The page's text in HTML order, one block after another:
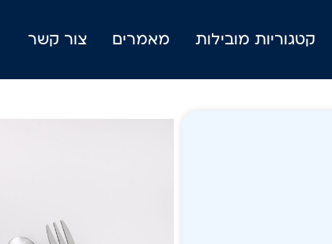
קטגוריות מובילות מאמרים צור קשר